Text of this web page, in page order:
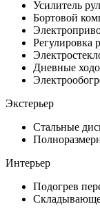
Усилитель
Бортовой
Регулировка
Дневные
Экстерьер
Стальные
Интерьер
Подогрев